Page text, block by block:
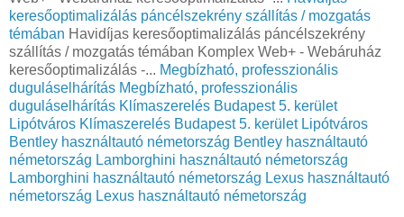
keresőoptimalizálás páncélszekrény szállítás / mozgatás
témában Havidíjas keresőoptimalizálás páncélszekrény
szállítás / mozgatás témában Komplex Web+ - Webáruház
keresőoptimalizálás -... Megbízható, professzionális
duguláselhárítás Megbízható, professzionális
duguláselhárítás Klímaszerelés Budapest 5. kerület
Lipótváros Klímaszerelés Budapest 5. kerület Lipótváros
Bentley használtautó németország Bentley használtautó
németország Lamborghini használtautó németország
Lamborghini használtautó németország Lexus használtautó
németország Lexus használtautó németország